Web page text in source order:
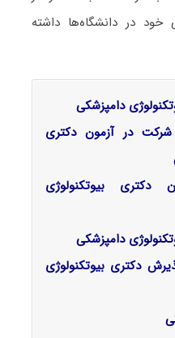
در دانشگاه‌ها داشته
دامپزشکی
در آزمون دکتری
بیوتکنولوژی
دامپزشکی
دکتری بیوتکنولوژی